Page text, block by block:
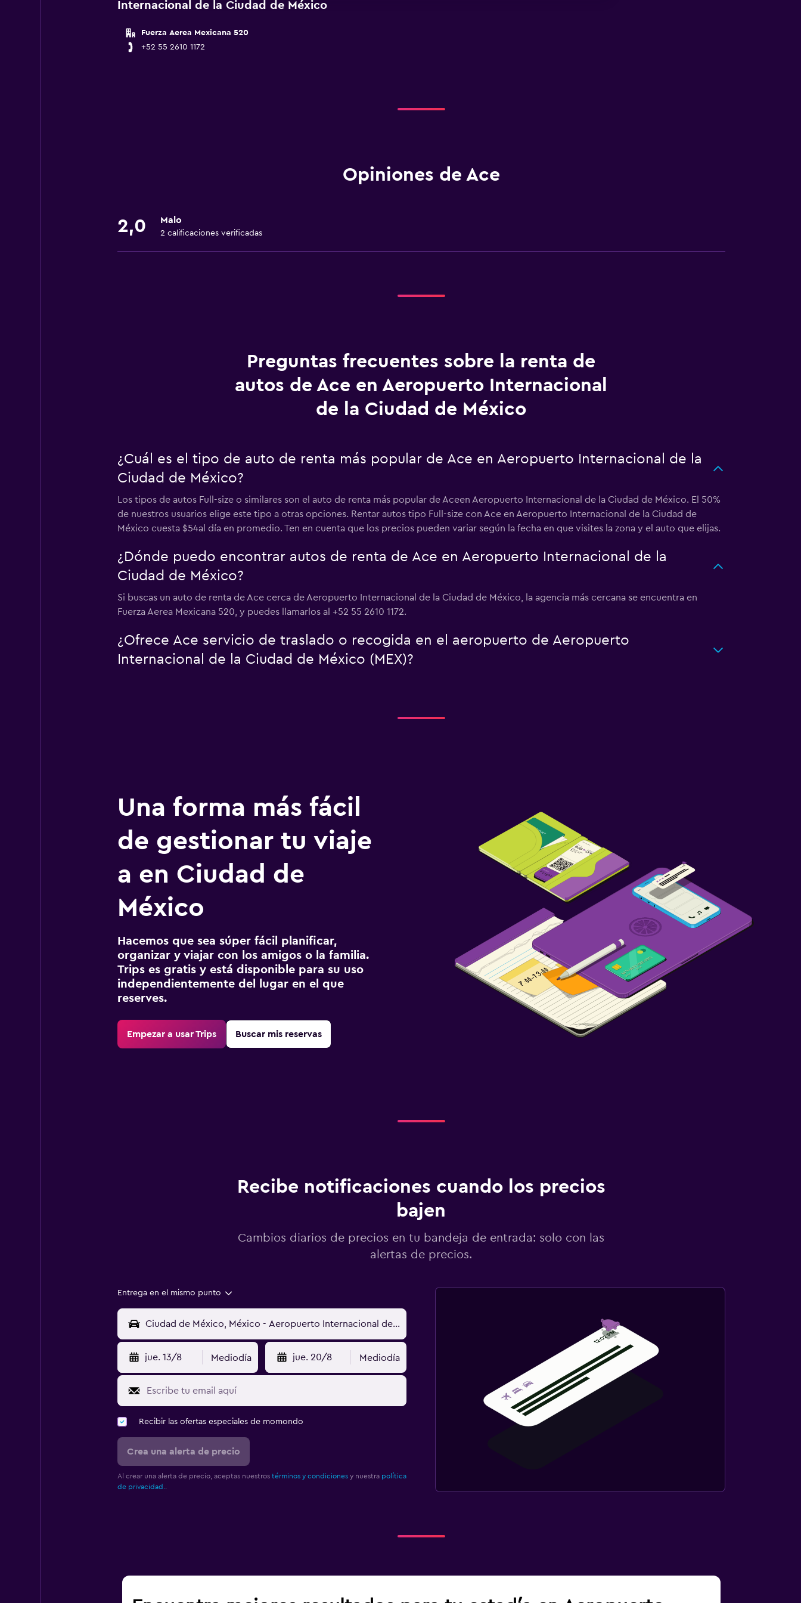
Internacional de la Ciudad de México
Fuerza Aerea Mexicana 520
+52 55 2610 1172
Opiniones de Ace
2,0 Malo
2 calificaciones verificadas
Preguntas frecuentes sobre la renta de
autos de Ace en Aeropuerto Internacional
de la Ciudad de México
¿Cuál es el tipo de auto de renta más popular de Ace en Aeropuerto Internacional de la
Ciudad de México?
Los tipos de autos Full-size o similares son el auto de renta más popular de Aceen Aeropuerto Internacional de la Ciudad de México. El 50%
de nuestros usuarios elige este tipo a otras opciones. Rentar autos tipo Full-size con Ace en Aeropuerto Internacional de la Ciudad de
México cuesta $54al día en promedio. Ten en cuenta que los precios pueden variar según la fecha en que visites la zona y el auto que elijas.
¿Dónde puedo encontrar autos de renta de Ace en Aeropuerto Internacional de la
Ciudad de México?
Si buscas un auto de renta de Ace cerca de Aeropuerto Internacional de la Ciudad de México, la agencia más cercana se encuentra en
Fuerza Aerea Mexicana 520, y puedes llamarlos al +52 55 2610 1172.
¿Ofrece Ace servicio de traslado o recogida en el aeropuerto de Aeropuerto
Internacional de la Ciudad de México (MEX)?
Una forma más fácil
de gestionar tu viaje
a en Ciudad de
México
Hacemos que sea súper fácil planificar,
organizar y viajar con los amigos o la familia.
Trips es gratis y está disponible para su uso
independientemente del lugar en el que
reserves.
Empezar a usar Trips Buscar mis reservas
Recibe notificaciones cuando los precios
bajen
Cambios diarios de precios en tu bandeja de entrada: solo con las
alertas de precios.
Entrega en el mismo punto
jue. 13/8 Mediodía jue. 20/8 Mediodía
Recibir las ofertas especiales de momondo
Crea una alerta de precio
Al crear una alerta de precio, aceptas nuestros términos y condicionesy nuestra política
de privacidad.